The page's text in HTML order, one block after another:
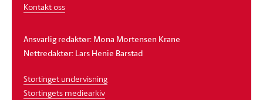
Kontakt oss
Ansvarlig redaktør: Mona Mortensen Krane
Nettredaktør: Lars Henie Barstad
Stortinget undervisning
Stortingets mediearkiv